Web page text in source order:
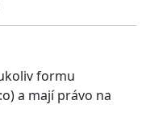
formu
a mají právo na